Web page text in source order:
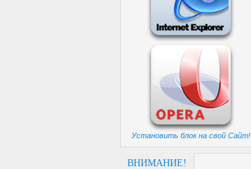
Установить блок на свой Сайт!
ВНИМАНИЕ!